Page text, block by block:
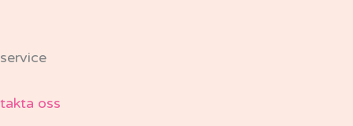
oss